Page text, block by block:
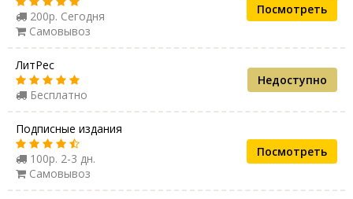
200р. Сегодня
Самовывоз
Посмотреть
ЛитРес
Бесплатно
Недоступно
Подписные издания
100р. 2-3 дн.
Самовывоз
Посмотреть